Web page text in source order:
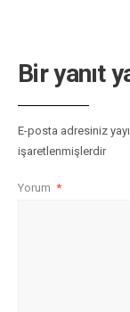
Bir yanıt
E-posta adresiniz
işaretlenmişlerdir
Yorum *